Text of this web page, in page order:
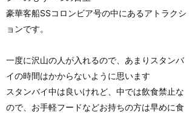
豪華客船SSコロンビア号の中にあるアトラクシ
ョンです。
一度に沢山の人が入れるので、あまりスタンバ
イの時間はかからないように思います
スタンバイ中は良いけれど、中では飲食禁止な
ので、お手軽フードなどお持ちの方は早めに食